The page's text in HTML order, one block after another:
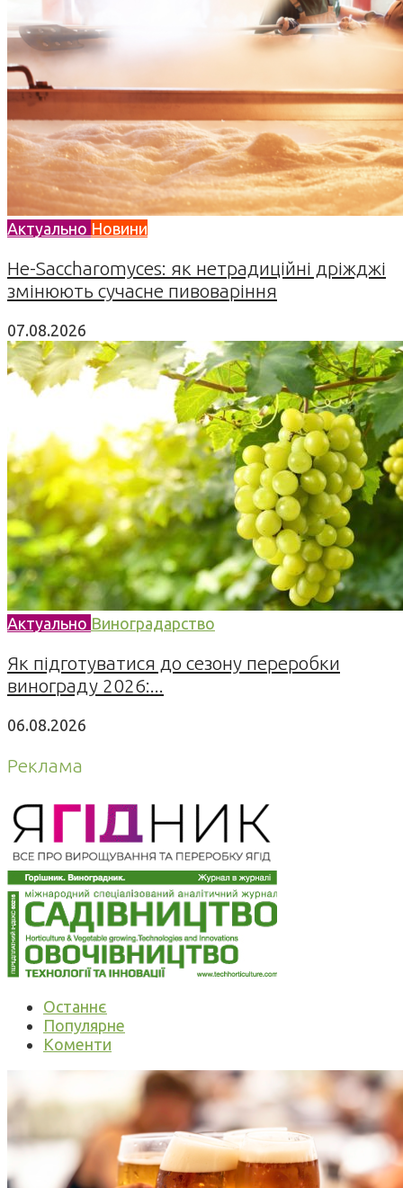
Актуально Новини
Не-Saccharomyces: як нетрадиційні дріжджі
змінюють сучасне пивоваріння
07.08.2026
Актуально Виноградарство
Як підготуватися до сезону переробки
винограду 2026:...
06.08.2026
Реклама
Останнє
Популярне
Коменти